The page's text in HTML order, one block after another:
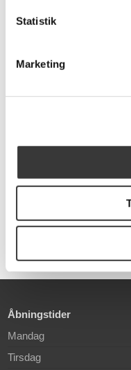
Statistik
Marketing
med open end
Åbningstider
Mandag
Tirsdag